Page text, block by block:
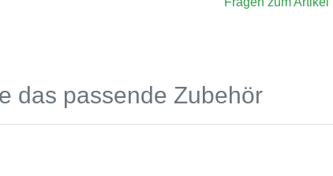
das passende Zubehör